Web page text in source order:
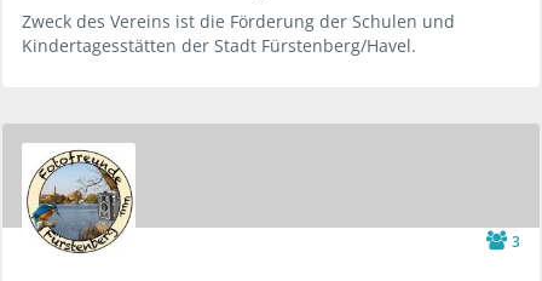
Zweck des Vereins ist die Förderung der Schulen und
Kindertagesstätten der Stadt Fürstenberg/Havel.
3